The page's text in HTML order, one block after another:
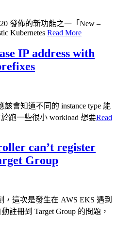
發佈的新功能之一「New –
Kubernetes Read More
IP address with
會知道不同的 instance type 能
跑一些很小 workload 想要Read
can’t register
Group
這次是發生在 AWS EKS 遇到
註冊到 Target Group 的問題，